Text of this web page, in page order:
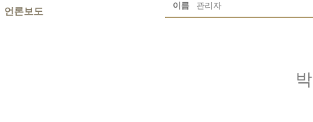
언론보도
이름 관리자